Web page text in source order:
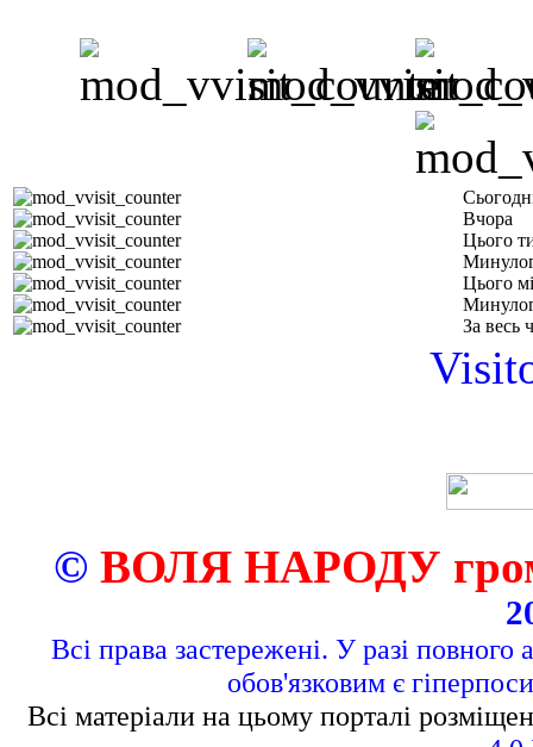
Вчора
Цього
Цього
За весь
© ВОЛЯ НАРОДУ
Всі права застережені. У разі повного
обов'язковим є
Всі матеріали на цьому порталі